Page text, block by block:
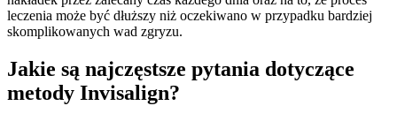
leczenia może być dłuższy niż oczekiwano w przypadku bardziej
skomplikowanych wad zgryzu.
Jakie są najczęstsze pytania dotyczące
metody Invisalign?